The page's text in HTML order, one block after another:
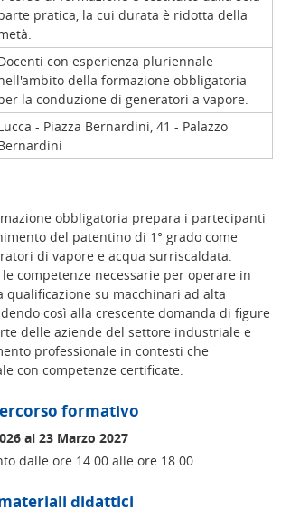
pratica, la cui durata è ridotta della
con esperienza pluriennale
della formazione obbligatoria
la conduzione di generatori a vapore.
- Piazza Bernardini, 41 - Palazzo
obbligatoria prepara i partecipanti
del patentino di 1° grado come
di vapore e acqua surriscaldata.
le competenze necessarie per operare in
qualificazione su macchinari ad alta
così alla crescente domanda di figure
delle aziende del settore industriale e
professionale in contesti che
con competenze certificate.
formativo
al 23 Marzo 2027
dalle ore 14.00 alle ore 18.00
didattici